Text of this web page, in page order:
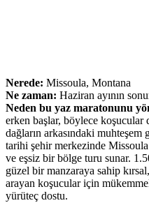
Nerede: Missoula, Montana
Ne zaman: Haziran ayının
Neden bu yaz maratonunu
erken başlar, böylece koşucular
dağların arkasındaki
tarihi şehir merkezinde
ve eşsiz bir bölge turu sunar.
güzel bir manzaraya sahip
arayan koşucular için
yürüteç dostu.